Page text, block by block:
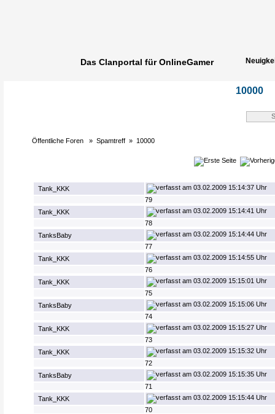
Das Clanportal für OnlineGamer
10000
Öffentliche Foren »Spamtreff » 10000
Tank_KKK
03.02.2009 15:14:37 Uhr
79
Tank_KKK
03.02.2009 15:14:41 Uhr
78
TanksBaby
03.02.2009 15:14:44 Uhr
77
Tank_KKK
03.02.2009 15:14:55 Uhr
76
Tank_KKK
03.02.2009 15:15:01 Uhr
75
TanksBaby
03.02.2009 15:15:06 Uhr
74
Tank_KKK
03.02.2009 15:15:27 Uhr
73
Tank_KKK
03.02.2009 15:15:32 Uhr
72
TanksBaby
03.02.2009 15:15:35 Uhr
71
Tank_KKK
03.02.2009 15:15:44 Uhr
70